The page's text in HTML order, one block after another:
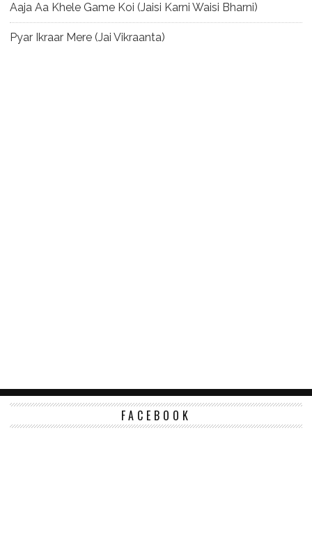
Aaja Aa Khele Game Koi (Jaisi Karni Waisi Bharni)
Pyar Ikraar Mere (Jai Vikraanta)
FACEBOOK